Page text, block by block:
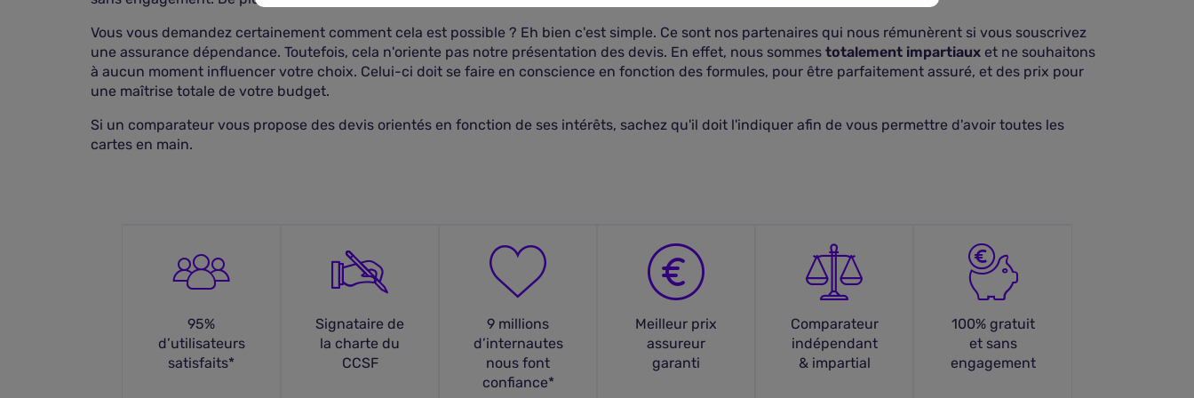
Vous vous demandez certainement comment cela est possible ? Eh bien c'est simple. Ce sont nos partenaires qui nous rémunèrent si vous souscrivez
une assurance dépendance. Toutefois, cela n'oriente pas notre présentation des devis. En effet, nous sommes totalement impartiaux et ne souhaitons
à aucun moment influencer votre choix. Celui-ci doit se faire en conscience en fonction des formules, pour être parfaitement assuré, et des prix pour
une maîtrise totale de votre budget.
Si un comparateur vous propose des devis orientés en fonction de ses intérêts, sachez qu'il doit l'indiquer afin de vous permettre d'avoir toutes les
cartes en main.
95%
d’utilisateurs
satisfaits*
Signataire de
la charte du
CCSF
9 millions
d’internautes
nous font
confiance*
Meilleur prix
assureur
garanti
Comparateur
indépendant
& impartial
100% gratuit
et sans
engagement